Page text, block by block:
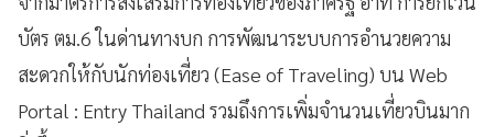
บัตร ตม.6 ในด่านทางบก การพัฒนาระบบการอำนวยความ
สะดวกให้กับนักท่องเที่ยว (Ease of Traveling) บน Web
Portal : Entry Thailand รวมถึงการเพิ่มจำนวนเที่ยวบินมาก